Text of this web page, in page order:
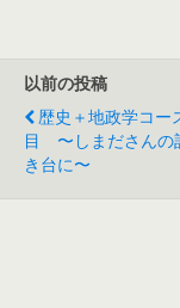
以前の投稿
歴史＋地政学コー
目 〜しまださんの
き台に〜